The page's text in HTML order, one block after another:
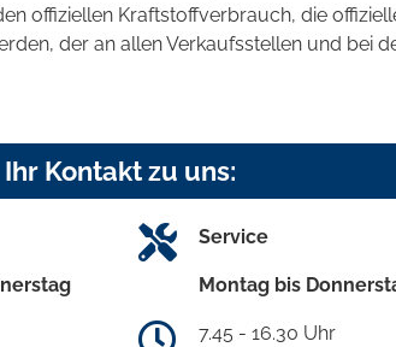
offiziellen Kraftstoffverbrauch, die
der an allen Verkaufsstellen und bei
Ihr Kontakt zu uns:
Service
Montag bis
7.45 - 16.30 Uhr